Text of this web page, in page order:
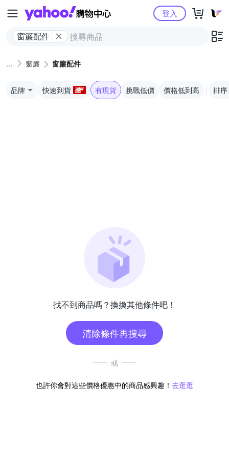
Yahoo購物中心
窗簾配件
登入
窗簾 窗簾配件
品牌 快速到貨 有現貨 挑戰低價 價格低到高 排序
找不到商品嗎？換換其他條件吧！
清除條件再搜尋
或
也許你會對這些價格優惠中的商品感興趣！ 去逛逛